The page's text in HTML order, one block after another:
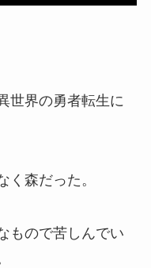
世界の勇者転生に
く森だった。
もので苦しんでい